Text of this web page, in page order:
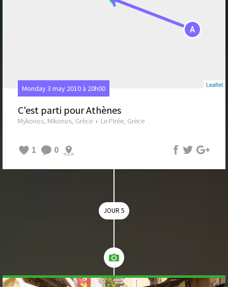
A
Leaflet
Monday 3 may 2010 à 20h00
C'est parti pour Athènes
Mykonos, Mikonos, Grèce › Le Pirée, Grèce
1 0
JOUR 5